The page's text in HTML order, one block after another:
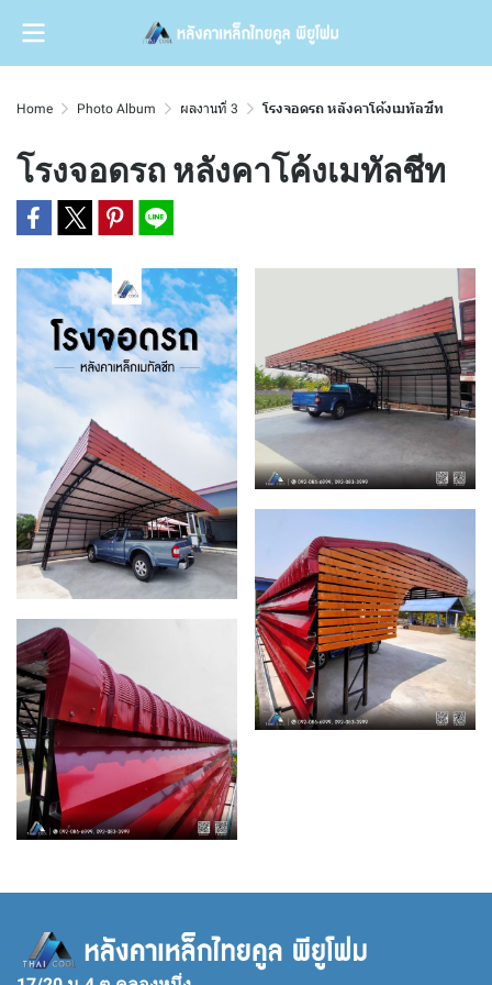
Home Photo Album ผลงานที่ 3 โรงจอดรถ หลังคาโค้งเมทัลชีท
โรงจอดรถ หลังคาโค้งเมทัลชีท